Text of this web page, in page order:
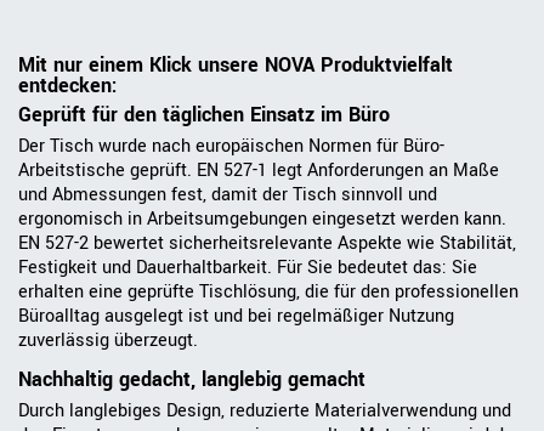
Mit nur einem Klick unsere NOVA Produktvielfalt
entdecken:
Geprüft für den täglichen Einsatz im Büro
Der Tisch wurde nach europäischen Normen für Büro-
Arbeitstische geprüft. EN 527-1 legt Anforderungen an Maße
und Abmessungen fest, damit der Tisch sinnvoll und
ergonomisch in Arbeitsumgebungen eingesetzt werden kann.
EN 527-2 bewertet sicherheitsrelevante Aspekte wie Stabilität,
Festigkeit und Dauerhaltbarkeit. Für Sie bedeutet das: Sie
erhalten eine geprüfte Tischlösung, die für den professionellen
Büroalltag ausgelegt ist und bei regelmäßiger Nutzung
zuverlässig überzeugt.
Nachhaltig gedacht, langlebig gemacht
Durch langlebiges Design, reduzierte Materialverwendung und